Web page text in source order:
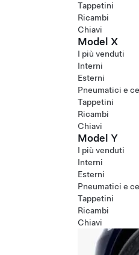
Tappetini
Ricambi
Chiavi
Model X
I più venduti
Interni
Esterni
Pneumatici e
Tappetini
Ricambi
Chiavi
Model Y
I più venduti
Interni
Esterni
Pneumatici e
Tappetini
Ricambi
Chiavi